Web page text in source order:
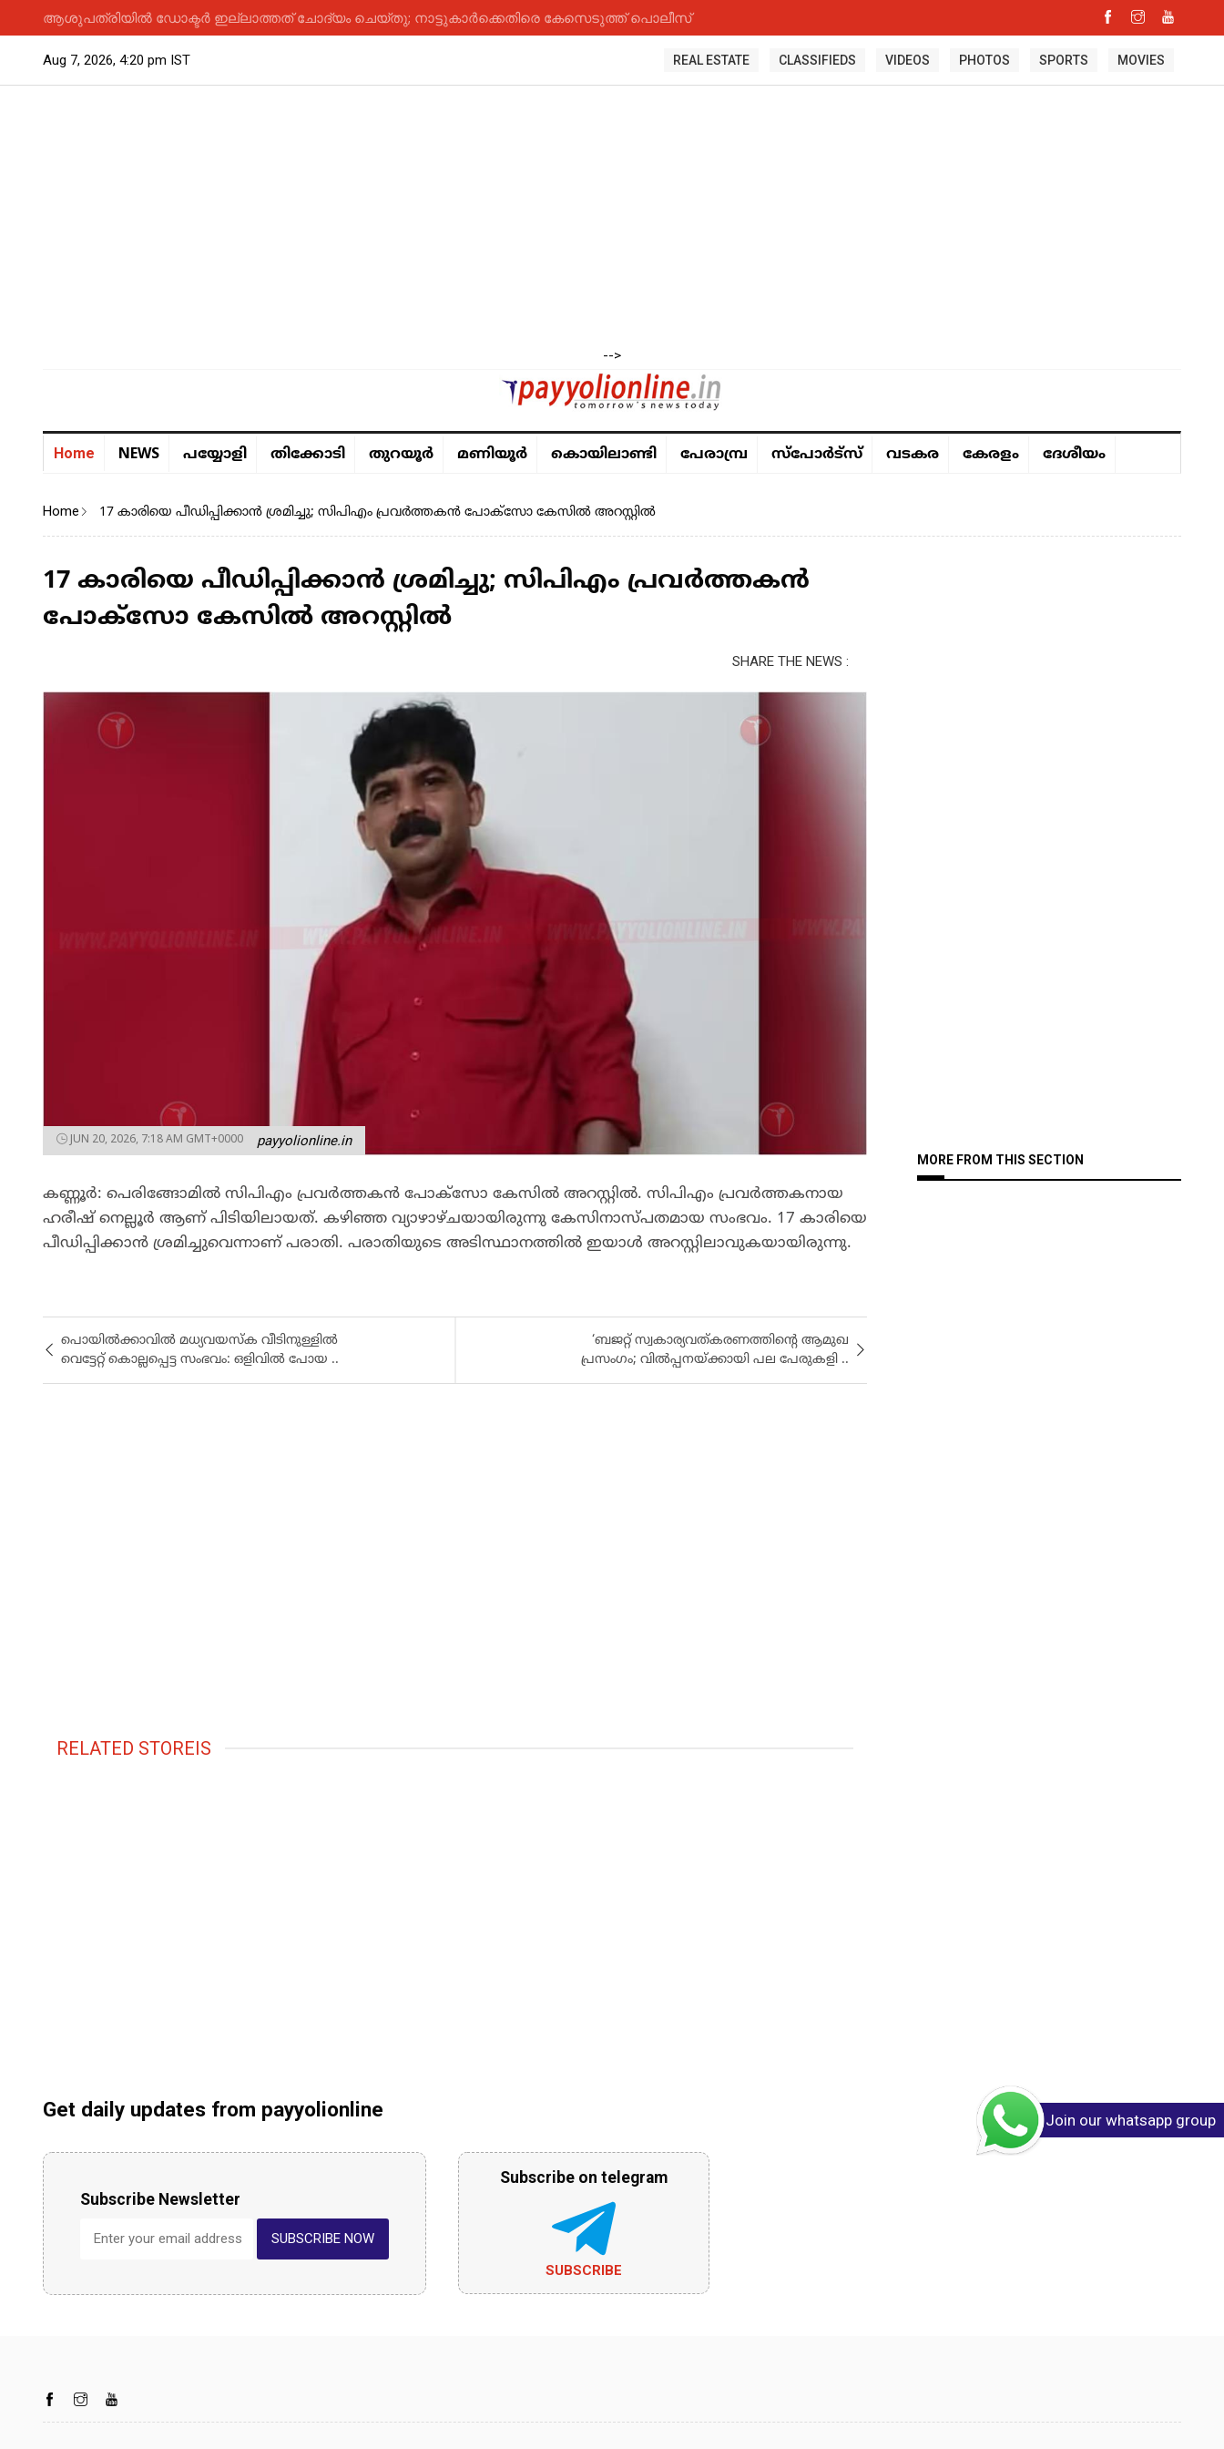
ആശുപത്രിയിൽ ഡോക്ടർ ഇല്ലാത്തത് ചോദ്യം ചെയ്തു; നാട്ടുകാർക്കെതിരെ കേസെടുത്ത് പൊലീസ്
Aug 7, 2026, 4:20 pm IST REAL ESTATE CLASSIFIEDS VIDEOS PHOTOS SPORTS MOVIES
-->
Home NEWS പയ്യോളി തിക്കോടി തുറയൂര്‍ മണിയൂര്‍ കൊയിലാണ്ടി പേരാമ്പ്ര സ്പോർട്സ് വടകര കേരളം ദേശീയം
Home 17 കാരിയെ പീഡിപ്പിക്കാൻ ശ്രമിച്ചു; സിപിഎം പ്രവർത്തകൻ പോക്സോ കേസിൽ അറസ്റ്റിൽ
17 കാരിയെ പീഡിപ്പിക്കാൻ ശ്രമിച്ചു; സിപിഎം പ്രവർത്തകൻ
പോക്സോ കേസിൽ അറസ്റ്റിൽ
SHARE THE NEWS :
JUN 20, 2026, 7:18 AM GMT+0000 payyolionline.in
കണ്ണൂർ: പെരിങ്ങോമിൽ സിപിഎം പ്രവർത്തകൻ പോക്സോ കേസിൽ അറസ്റ്റിൽ. സിപിഎം പ്രവർത്തകനായ
ഹരീഷ് നെല്ലൂർ ആണ് പിടിയിലായത്. കഴിഞ്ഞ വ്യാഴാഴ്ചയായിരുന്നു കേസിനാസ്പതമായ സംഭവം. 17 കാരിയെ
പീഡിപ്പിക്കാൻ ശ്രമിച്ചുവെന്നാണ് പരാതി. പരാതിയുടെ അടിസ്ഥാനത്തിൽ ഇയാൾ അറസ്റ്റിലാവുകയായിരുന്നു.
പൊയിൽക്കാവിൽ മധ്യവയസ്‌ക വീടിനുള്ളിൽ
വെട്ടേറ്റ് കൊല്ലപ്പെട്ട സംഭവം: ഒളിവിൽ പോയ ..
‘ബജറ്റ് സ്വകാര്യവത്കരണത്തിന്റെ ആമുഖ
പ്രസംഗം; വിൽപ്പനയ്ക്കായി പല പേരുകളി ..
RELATED STOREIS
Get daily updates from payyolionline
Subscribe Newsletter
SUBSCRIBE NOW
Subscribe on telegram
SUBSCRIBE
MORE FROM THIS SECTION
Join our whatsapp group